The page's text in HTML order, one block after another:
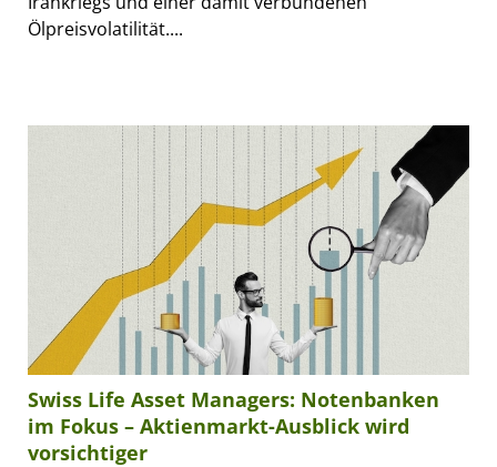
Ölpreisvolatilität....
Swiss Life Asset Managers: Notenbanken
im Fokus – Aktienmarkt-Ausblick wird
vorsichtiger